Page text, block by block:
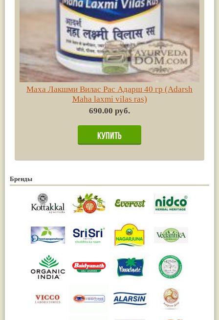
Маха Лакшми Вилас Рас Адарш 40 гр (Adarsh
Maha laxmi vilas ras)
690.00 руб.
Бренды